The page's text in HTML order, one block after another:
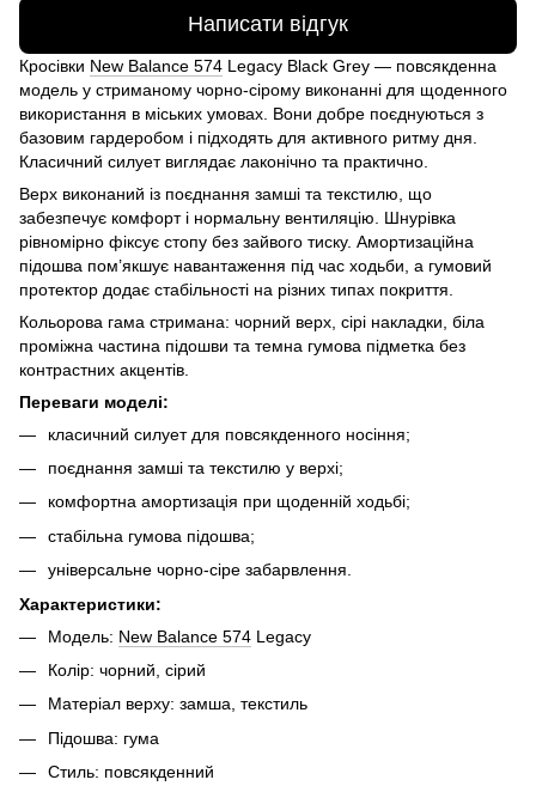
Написати відгук
Кросівки New Balance 574 Legacy Black Grey — повсякденна
модель у стриманому чорно-сірому виконанні для щоденного
використання в міських умовах. Вони добре поєднуються з
базовим гардеробом і підходять для активного ритму дня.
Класичний силует виглядає лаконічно та практично.
Верх виконаний із поєднання замші та текстилю, що
забезпечує комфорт і нормальну вентиляцію. Шнурівка
рівномірно фіксує стопу без зайвого тиску. Амортизаційна
підошва пом’якшує навантаження під час ходьби, а гумовий
протектор додає стабільності на різних типах покриття.
Кольорова гама стримана: чорний верх, сірі накладки, біла
проміжна частина підошви та темна гумова підметка без
контрастних акцентів.
Переваги моделі:
класичний силует для повсякденного носіння;
поєднання замші та текстилю у верхі;
комфортна амортизація при щоденній ходьбі;
стабільна гумова підошва;
універсальне чорно-сіре забарвлення.
Характеристики:
Модель: New Balance 574 Legacy
Колір: чорний, сірий
Матеріал верху: замша, текстиль
Підошва: гума
Стиль: повсякденний